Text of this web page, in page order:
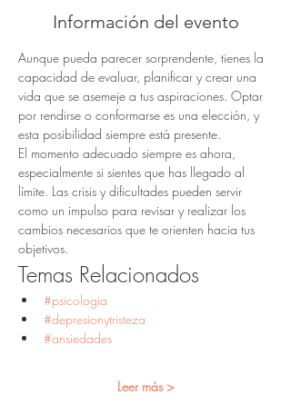
Información del evento
Aunque pueda parecer sorprendente, tienes la
capacidad de evaluar, planificar y crear una
vida que se asemeje a tus aspiraciones. Optar
por rendirse o conformarse es una elección, y
esta posibilidad siempre está presente.
El momento adecuado siempre es ahora,
especialmente si sientes que has llegado al
límite. Las crisis y dificultades pueden servir
como un impulso para revisar y realizar los
cambios necesarios que te orienten hacia tus
objetivos.
Temas Relacionados
#psicologia
#depresionytristeza
#ansiedades
Leer más >